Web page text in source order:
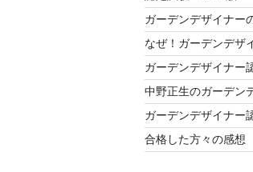
ガーデンデザイナー
なぜ！ガーデンデザ
ガーデンデザイナ
中野正生のガーデン
ガーデンデザイナー
合格した方々の感想